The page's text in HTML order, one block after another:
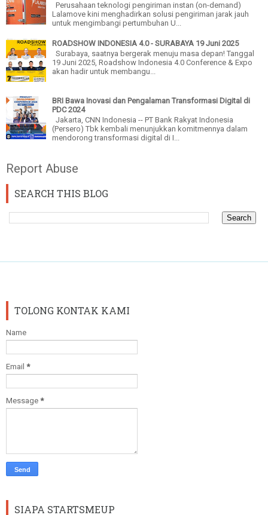
Perusahaan teknologi pengiriman instan (on-demand)
Lalamove kini menghadirkan solusi pengiriman jarak jauh
untuk mengimbangi pertumbuhan U...
ROADSHOW INDONESIA 4.0 - SURABAYA 19 Juni 2025
Surabaya, saatnya bergerak menuju masa depan! Tanggal
19 Juni 2025, Roadshow Indonesia 4.0 Conference & Expo
akan hadir untuk membangu...
BRI Bawa Inovasi dan Pengalaman Transformasi Digital di
PDC 2024
Jakarta, CNN Indonesia -- PT Bank Rakyat Indonesia
(Persero) Tbk kembali menunjukkan komitmennya dalam
mendorong transformasi digital di I...
Report Abuse
SEARCH THIS BLOG
TOLONG KONTAK KAMI
Name
Email *
Message *
SIAPA STARTSMEUP